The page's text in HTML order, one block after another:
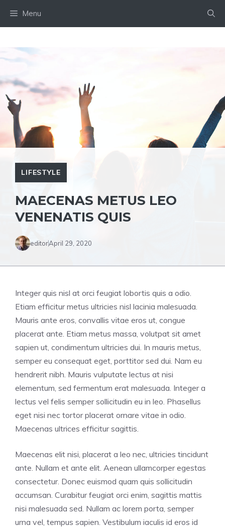
Menu
LIFESTYLE
MAECENAS METUS LEO
VENENATIS QUIS
editorApril 29, 2020
Integer quis nisl at orci feugiat lobortis quis a odio.
Etiam efficitur metus ultricies nisl lacinia malesuada.
Mauris ante eros, convallis vitae eros ut, congue
placerat ante. Etiam metus massa, volutpat sit amet
sapien ut, condimentum ultricies dui. In mauris metus,
semper eu consequat eget, porttitor sed dui. Nam eu
hendrerit nibh. Mauris vulputate lectus at nisi
elementum, sed fermentum erat malesuada. Integer a
lectus vel felis semper sollicitudin eu in leo. Phasellus
eget nisi nec tortor placerat ornare vitae in odio.
Maecenas ultrices efficitur sagittis.
Maecenas elit nisi, placerat a leo nec, ultricies tincidunt
ante. Nullam et ante elit. Aenean ullamcorper egestas
consectetur. Donec euismod quam quis sollicitudin
accumsan. Curabitur feugiat orci enim, sagittis mattis
nisi malesuada sed. Nullam ac lorem porta, semper
urna vel, tempus sapien. Vestibulum iaculis id eros id